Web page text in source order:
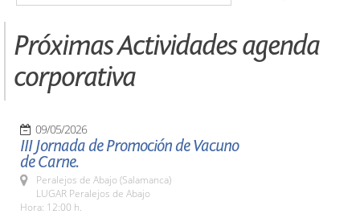
Próximas Actividades agenda
corporativa
09/05/2026
III Jornada de Promoción de Vacuno
de Carne.
Peralejos de Abajo (Salamanca)
LUGAR Peralejos de Abajo
Hora: 12:00 h.